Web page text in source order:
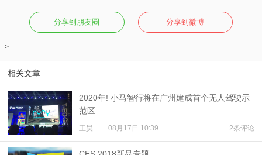
分享到朋友圈 分享到微博
-->
相关文章
2020年! 小马智行将在广州建成首个无人驾驶示
范区
王昊 08月17日 10:39 2条评论